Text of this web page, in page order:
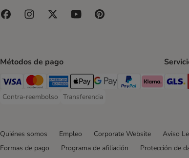
Métodos de pago
Visa Payment Method
Mastercard Payment Method
American Express Payment Method
Apple Pay Payment Method
Google Pay Payment Method
PayPal Payment
Klarna
Contra-reembolso
Contra-reembolso Payment Method
Transferencia
Transferencia Payment Method
Quiénes somos Empleo Corporate Website Aviso
Formas de pago
Programa de afiliación Protección de